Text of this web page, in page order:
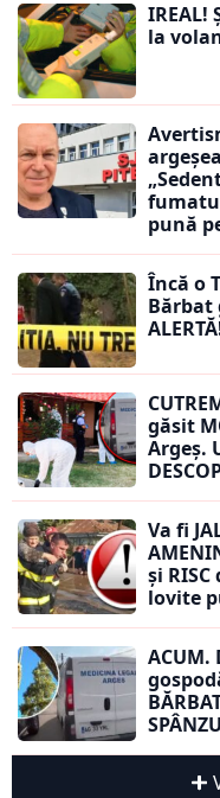
IREAL!
la
pună
Încă o
Bărbat
găsit
Argeș.
Va fi
și RISC
lovite
ACUM.